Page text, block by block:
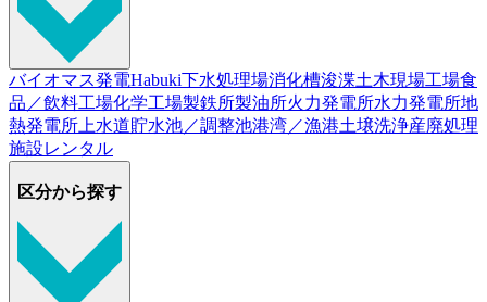
バイオマス発電Habuki下水処理場消化槽浚渫土木現場工場食
品／飲料工場化学工場製鉄所製油所火力発電所水力発電所地
熱発電所 上水道貯水池／調整池港湾／漁港土壌洗浄産廃処理
施設レンタル
区分から探す